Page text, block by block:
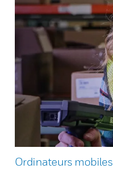
Ordinateurs mobiles